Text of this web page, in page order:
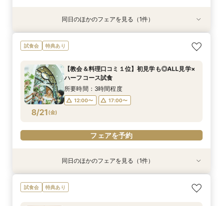
8/20(木)
《挙式のみ＊2名～》51万で叶う*憧れの独立型
チャペルで本格挙式
12:00〜
14:00〜
16:00〜
18:00〜
同日のほかのフェアを見る（1件）
試食会 特典あり
8/21 (金)
【教会＆料理口コミ１位】初見学も◎ALL見学×
ハーフコース試食
所要時間：3時間程度
12:00〜 17:00〜
フェアを予約
《挙式のみ＊2名～》51万で叶う*憧れの独立型
チャペルで本格挙式
同日のほかのフェアを見る（1件）
試食会 特典あり